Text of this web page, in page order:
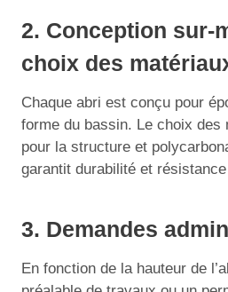
2. Conception sur-
choix des
Chaque abri est conçu pour
forme du bassin. Le choix des
pour la structure et
garantit durabilité et
3. Demandes
En fonction de la hauteur de